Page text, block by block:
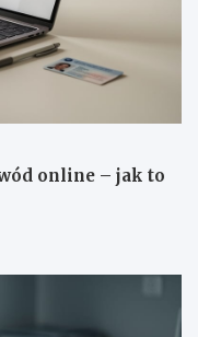
online – jak to